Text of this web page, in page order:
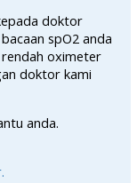
doktor
spO2 anda
oximeter
doktor kami
anda.